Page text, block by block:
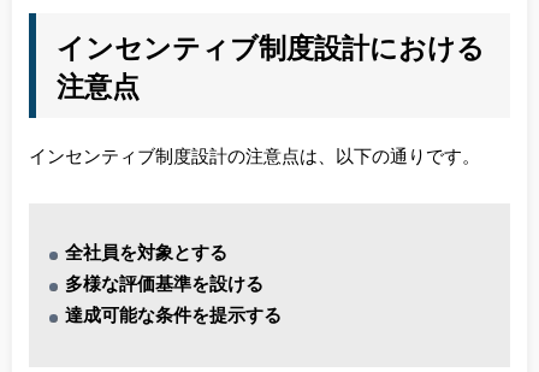
インセンティブ制度設計における
注意点
インセンティブ制度設計の注意点は、以下の通りです。
全社員を対象とする
多様な評価基準を設ける
達成可能な条件を提示する